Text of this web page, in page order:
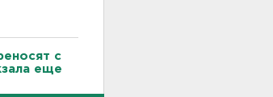
с
еще